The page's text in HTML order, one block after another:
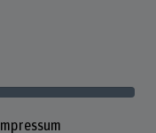
Impressum